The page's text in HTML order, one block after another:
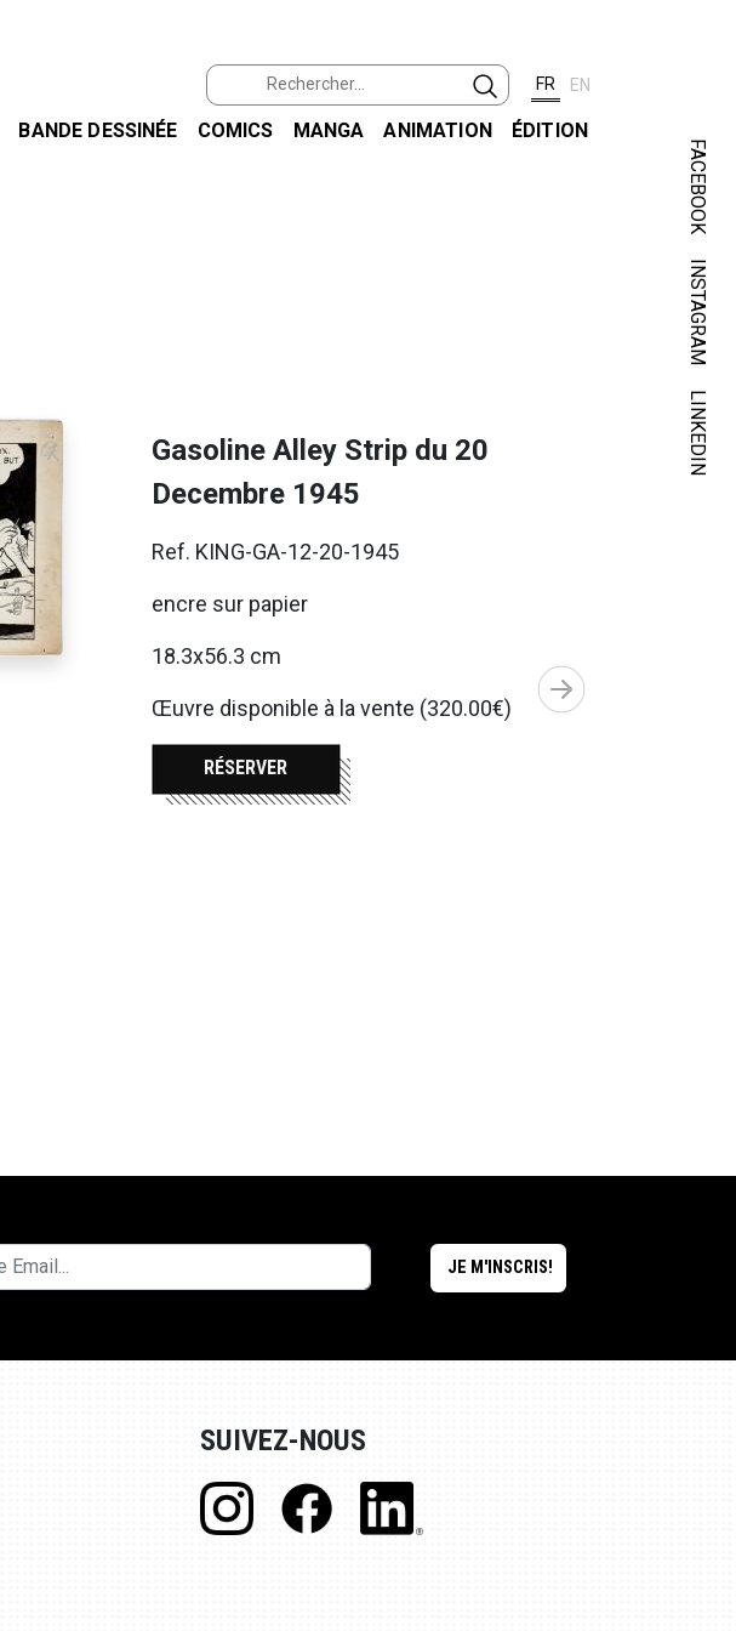
FR EN
BANDE DESSINÉE COMICS MANGA ANIMATION ÉDITION
FACEBOOK
INSTAGRAM
LINKEDIN
Gasoline Alley Strip du 20
Decembre 1945
Ref. KING-GA-12-20-1945
encre sur papier
18.3x56.3 cm
Œuvre disponible à la vente (320.00€)
RÉSERVER
NEW
SUIVEZ-NOUS